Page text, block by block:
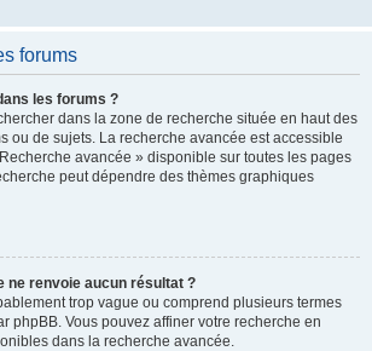
forums
les forums ?
dans la zone de recherche située en haut des
ou de sujets. La recherche avancée est accessible
avancée » disponible sur toutes les pages
peut dépendre des thèmes graphiques
ne renvoie aucun résultat ?
trop vague ou comprend plusieurs termes
phpBB. Vous pouvez affiner votre recherche en
dans la recherche avancée.